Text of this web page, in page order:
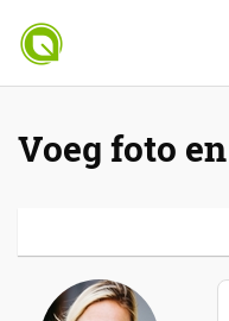
Voeg foto